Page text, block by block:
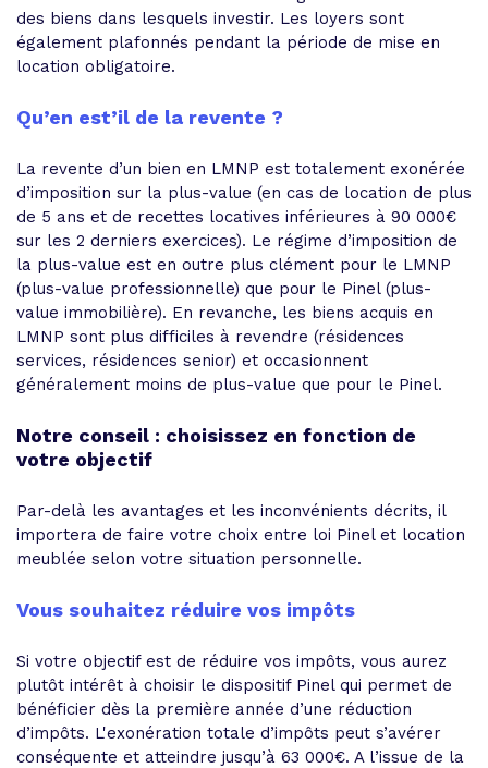
des biens dans lesquels investir. Les loyers sont
également plafonnés pendant la période de mise en
location obligatoire.
Qu’en est’il de la revente ?
La revente d’un bien en LMNP est totalement exonérée
d’imposition sur la plus-value (en cas de location de plus
de 5 ans et de recettes locatives inférieures à 90 000€
sur les 2 derniers exercices). Le régime d’imposition de
la plus-value est en outre plus clément pour le LMNP
(plus-value professionnelle) que pour le Pinel (plus-
value immobilière). En revanche, les biens acquis en
LMNP sont plus difficiles à revendre (résidences
services, résidences senior) et occasionnent
généralement moins de plus-value que pour le Pinel.
Notre conseil : choisissez en fonction de
votre objectif
Par-delà les avantages et les inconvénients décrits, il
importera de faire votre choix entre loi Pinel et location
meublée selon votre situation personnelle.
Vous souhaitez réduire vos impôts
Si votre objectif est de réduire vos impôts, vous aurez
plutôt intérêt à choisir le dispositif Pinel qui permet de
bénéficier dès la première année d’une réduction
d’impôts. L'exonération totale d’impôts peut s’avérer
conséquente et atteindre jusqu’à 63 000€. A l’issue de la